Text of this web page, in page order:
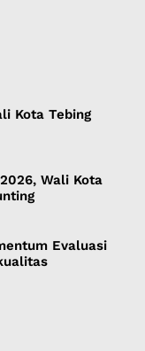
Kota Tebing
Wali Kota
Evaluasi